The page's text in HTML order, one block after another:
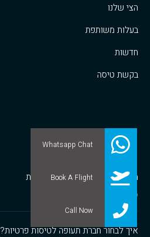
הצי שלנו
בעלות משותפת
חדשות
בקשת טיסה
חדשות לינקסג'ט
מבנה שוק ספקי הטיסות הפרטיות
1/07/2020
איך לבחור חברת תעופה לטיסות פרטיות?
Call Now
Book A Flight
Whatsapp Chat